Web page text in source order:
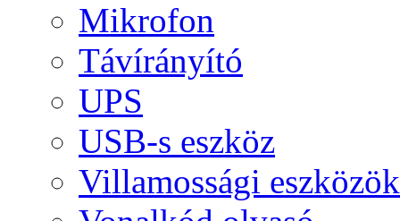
Mikrofon
Távírányító
UPS
USB-s eszköz
Villamossági eszközök